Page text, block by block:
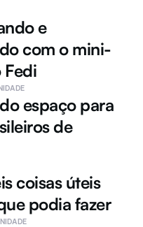
e
com o mini-
Fedi
espaço para
de
coisas úteis
podia fazer